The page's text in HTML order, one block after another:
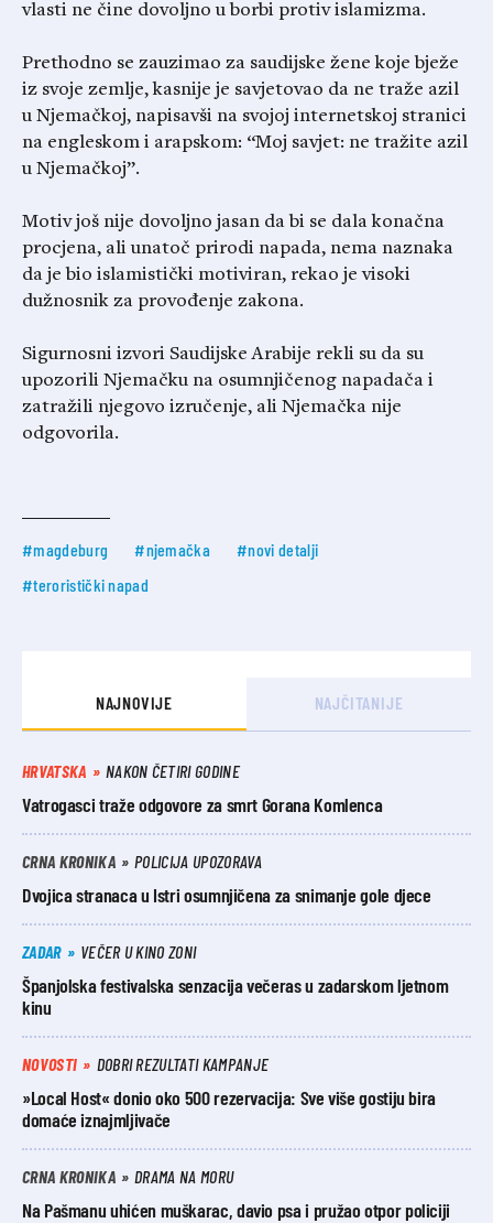
vlasti ne čine dovoljno u borbi protiv islamizma.
Prethodno se zauzimao za saudijske žene koje bježe
iz svoje zemlje, kasnije je savjetovao da ne traže azil
u Njemačkoj, napisavši na svojoj internetskoj stranici
na engleskom i arapskom: “Moj savjet: ne tražite azil
u Njemačkoj”.
Motiv još nije dovoljno jasan da bi se dala konačna
procjena, ali unatoč prirodi napada, nema naznaka
da je bio islamistički motiviran, rekao je visoki
dužnosnik za provođenje zakona.
Sigurnosni izvori Saudijske Arabije rekli su da su
upozorili Njemačku na osumnjičenog napadača i
zatražili njegovo izručenje, ali Njemačka nije
odgovorila.
#magdeburg #njemačka
#novi detalji
#teroristički napad
NAJNOVIJE NAJČITANIJE
HRVATSKA NAKON ČETIRI GODINE
Vatrogasci traže odgovore za smrt Gorana Komlenca
CRNA KRONIKA POLICIJA UPOZORAVA
Dvojica stranaca u Istri osumnjičena za snimanje gole djece
ZADAR VEČER U KINO ZONI
Španjolska festivalska senzacija večeras u zadarskom ljetnom
kinu
NOVOSTI DOBRI REZULTATI KAMPANJE
»Local Host« donio oko 500 rezervacija: Sve više gostiju bira
domaće iznajmljivače
CRNA KRONIKA DRAMA NA MORU
Na Pašmanu uhićen muškarac, davio psa i pružao otpor policiji